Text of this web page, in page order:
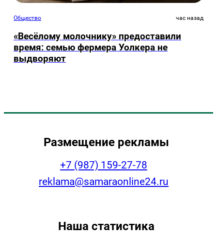
Общество час назад
«Весёлому молочнику» предоставили
время: семью фермера Уолкера не
выдворяют
Размещение рекламы
+7 (987) 159-27-78
reklama@samaraonline24.ru
Наша статистика